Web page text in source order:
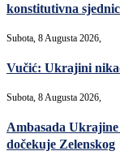
konstitutivna
Subota, 8 Augusta 2026,
Vučić: Ukrajini
Subota, 8 Augusta 2026,
Ambasada
dočekuje Zelenskog